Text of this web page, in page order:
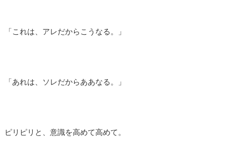
「これは、アレだからこうなる。」
「あれは、ソレだからああなる。」
ピリピリと、意識を高めて高めて。